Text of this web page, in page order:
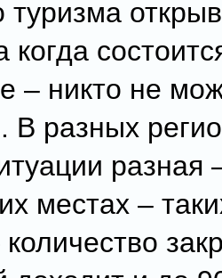
туризма
когда
– никто не
В разных
разная
местах –